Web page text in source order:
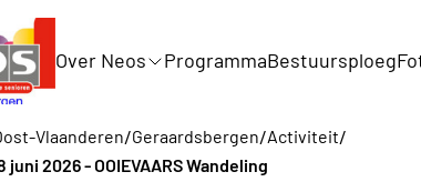
Over Neos ProgrammaBestuursploeg
Vlaanderen/Geraardsbergen/Activiteit/
juni 2026 - OOIEVAARS Wandeling